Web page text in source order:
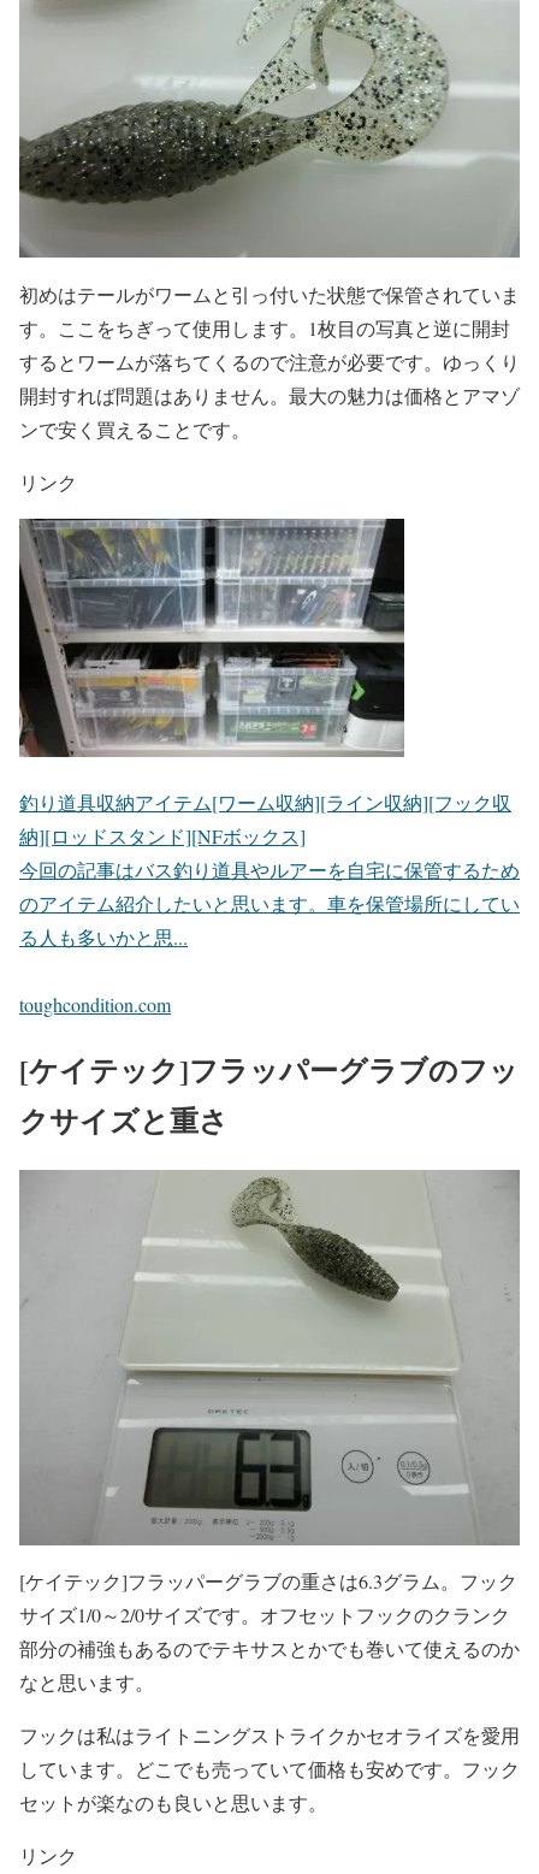
初めはテールがワームと引っ付いた状態で保管されていま
す。ここをちぎって使用します。1枚目の写真と逆に開封
するとワームが落ちてくるので注意が必要です。ゆっくり
開封すれば問題はありません。最大の魅力は価格とアマゾ
ンで安く買えることです。
リンク
釣り道具収納アイテム[ワーム収納][ライン収納][フック収
納][ロッドスタンド][NFボックス]
今回の記事はバス釣り道具やルアーを自宅に保管するため
のアイテム紹介したいと思います。車を保管場所にしてい
る人も多いかと思...
toughcondition.com
[ケイテック]フラッパーグラブのフッ
クサイズと重さ
[ケイテック]フラッパーグラブの重さは6.3グラム。フック
サイズ1/0～2/0サイズです。オフセットフックのクランク
部分の補強もあるのでテキサスとかでも巻いて使えるのか
なと思います。
フックは私はライトニングストライクかセオライズを愛用
しています。どこでも売っていて価格も安めです。フック
セットが楽なのも良いと思います。
リンク